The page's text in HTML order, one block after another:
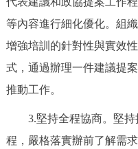
ITALIANO
等內容進行細化優化。組
增強培訓的針對性與實效
式，通過辦理一件建議提
推動工作。
3.堅持全程協商。堅持
程，嚴格落實辦前了解需